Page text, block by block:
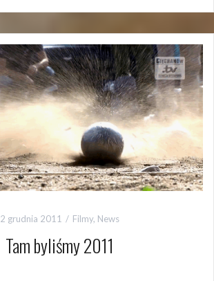
2 grudnia 2011 Filmy, News
Tam byliśmy 2011